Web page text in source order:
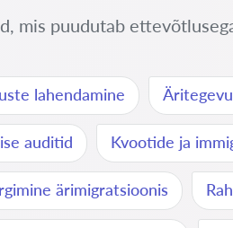
mis puudutab
lahendamine
auditid Kvootide ja
ärimigratsioonis